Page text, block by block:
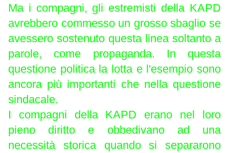
Ma i compagni, gli estremisti della KAPD
avrebbero commesso un grosso sbaglio se
avessero sostenuto questa linea soltanto a
parole, come propaganda. In questa
questione politica la lotta e l'esempio sono
ancora più importanti che nella questione
sindacale.
I compagni della KAPD erano nel loro
pieno diritto e obbedivano ad una
necessità storica quando si separarono